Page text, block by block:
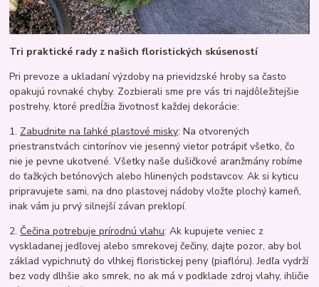
Tri praktické rady z našich floristických skúseností
Pri prevoze a ukladaní výzdoby na prievidzské hroby sa často
opakujú rovnaké chyby. Zozbierali sme pre vás tri najdôležitejšie
postrehy, ktoré predĺžia životnosť každej dekorácie:
1. Zabudnite na ľahké plastové misky: Na otvorených
priestranstvách cintorínov vie jesenný vietor potrápiť všetko, čo
nie je pevne ukotvené. Všetky naše dušičkové aranžmány robíme
do ťažkých betónových alebo hlinených podstavcov. Ak si kyticu
pripravujete sami, na dno plastovej nádoby vložte plochý kameň,
inak vám ju prvý silnejší závan preklopí.
2. Čečina potrebuje prírodnú vlahu: Ak kupujete veniec z
vyskladanej jedľovej alebo smrekovej čečiny, dajte pozor, aby bol
základ vypichnutý do vlhkej floristickej peny (piaflóru). Jedľa vydrží
bez vody dlhšie ako smrek, no ak má v podklade zdroj vlahy, ihličie